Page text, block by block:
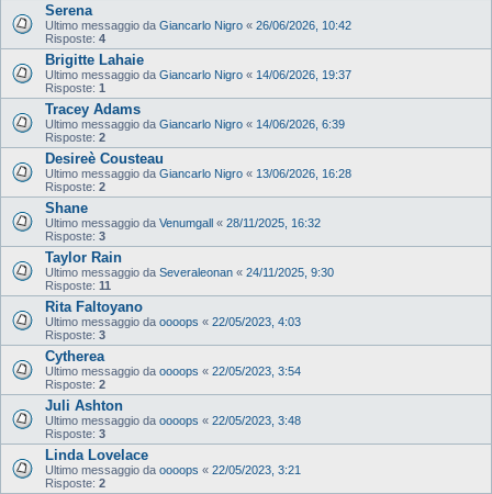
Serena
Ultimo messaggio da Giancarlo Nigro « 26/06/2026, 10:42
Risposte: 4
Brigitte Lahaie
Ultimo messaggio da Giancarlo Nigro « 14/06/2026, 19:37
Risposte: 1
Tracey Adams
Ultimo messaggio da Giancarlo Nigro « 14/06/2026, 6:39
Risposte: 2
Desireè Cousteau
Ultimo messaggio da Giancarlo Nigro « 13/06/2026, 16:28
Risposte: 2
Shane
Ultimo messaggio da Venumgall « 28/11/2025, 16:32
Risposte: 3
Taylor Rain
Ultimo messaggio da Severaleonan « 24/11/2025, 9:30
Risposte: 11
Rita Faltoyano
Ultimo messaggio da oooops « 22/05/2023, 4:03
Risposte: 3
Cytherea
Ultimo messaggio da oooops « 22/05/2023, 3:54
Risposte: 2
Juli Ashton
Ultimo messaggio da oooops « 22/05/2023, 3:48
Risposte: 3
Linda Lovelace
Ultimo messaggio da oooops « 22/05/2023, 3:21
Risposte: 2